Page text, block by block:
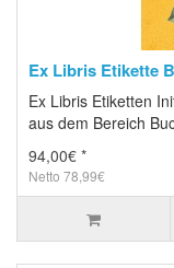
Ex Libris Etikette
Ex Libris Etiketten
aus dem Bereich
94,00€ *
Netto 78,99€